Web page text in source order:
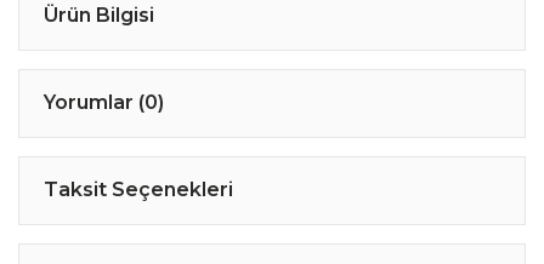
Ürün Bilgisi
Yorumlar (0)
Taksit Seçenekleri